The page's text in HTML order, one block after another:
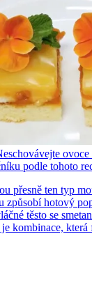
ovoce
podle tohoto
přesně ten typ
způsobí hotový
těsto se
kombinace, která